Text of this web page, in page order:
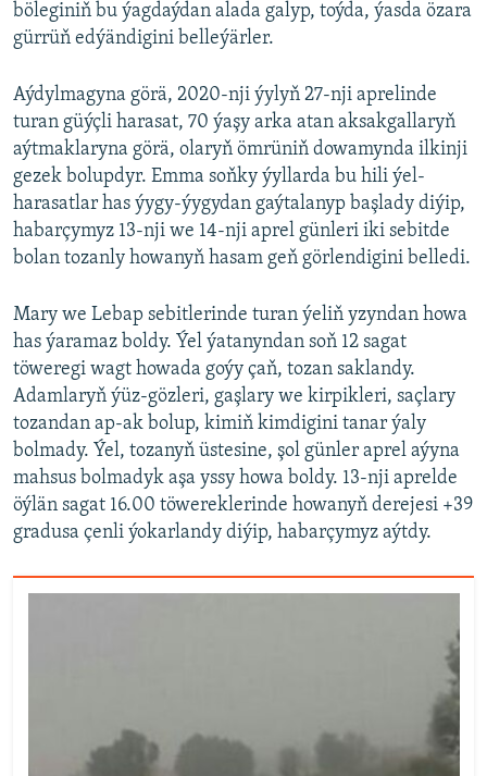
böleginiň bu ýagdaýdan alada galyp, toýda, ýasda özara
gürrüň edýändigini belleýärler.
Aýdylmagyna görä, 2020-nji ýylyň 27-nji aprelinde
turan güýçli harasat, 70 ýaşy arka atan aksakgallaryň
aýtmaklaryna görä, olaryň ömrüniň dowamynda ilkinji
gezek bolupdyr. Emma soňky ýyllarda bu hili ýel-
harasatlar has ýygy-ýygydan gaýtalanyp başlady diýip,
habarçymyz 13-nji we 14-nji aprel günleri iki sebitde
bolan tozanly howanyň hasam geň görlendigini belledi.
Mary we Lebap sebitlerinde turan ýeliň yzyndan howa
has ýaramaz boldy. Ýel ýatanyndan soň 12 sagat
töweregi wagt howada goýy çaň, tozan saklandy.
Adamlaryň ýüz-gözleri, gaşlary we kirpikleri, saçlary
tozandan ap-ak bolup, kimiň kimdigini tanar ýaly
bolmady. Ýel, tozanyň üstesine, şol günler aprel aýyna
mahsus bolmadyk aşa yssy howa boldy. 13-nji aprelde
öýlän sagat 16.00 töwereklerinde howanyň derejesi +39
gradusa çenli ýokarlandy diýip, habarçymyz aýtdy.